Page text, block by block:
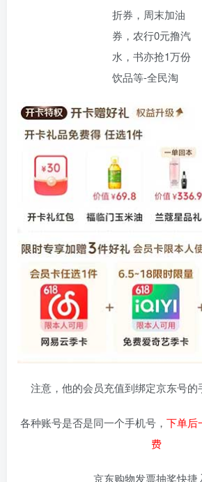
注意，他的会员充值到绑定京东号
各种账号是否是同一个手机号， 下单后
费
京东购物发票抽奖快捷